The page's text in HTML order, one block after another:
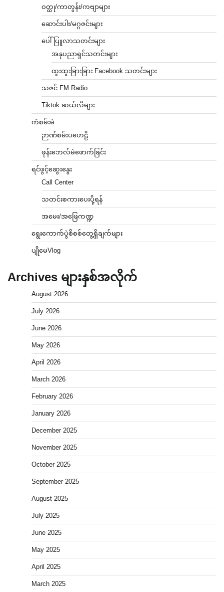
ဝတ္ထု/ကာတွန်း/ကဗျာများ
ဆောင်းပါး/မဂ္ဂဇင်းများ
ပေါ်ပြူလာသတင်းများ
အနုပညာရှင်သတင်းများ
ထူးထူးခြားခြား Facebook သတင်းများ
သဇင် FM Radio
Tiktok ဆယ်လီများ
ကံစမ်းမဲ
ဉာဏ်စမ်းပဟေဠိ
ဖုန်းဘေလ်မဲဖောက်ခြင်း
ရင်ဖွင့်ဆွေးနွေး
Call Center
သတင်းစကားပေးပို့ရန်
အမေး/အဖြေကဏ္ဍ
ရွေးကောက်ပွဲစိစစ်တွေ့ရှိချက်များ
ပျိုမေVlog
Archives များနှစ်အလိုက်
August 2026
July 2026
June 2026
May 2026
April 2026
March 2026
February 2026
January 2026
December 2025
November 2025
October 2025
September 2025
August 2025
July 2025
June 2025
May 2025
April 2025
March 2025